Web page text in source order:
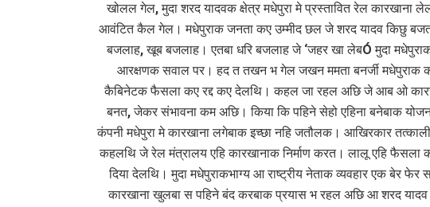
खोलल गेल, मुदा शरद यादवक क्षेत्र मधेपुरा मे प्रस्तावित रेल कारखाना
आवंटित कैल गेल। मधेपुराक जनता कए उम्मीद छल जे शरद यादव किछु
बजलाह, खूब बजलाह। एतबा धरि बजलाह जे ‘जहर खा लेबÓ मुदा
आरक्षणक सवाल पर। हद त तखन भ गेल जखन ममता बनर्जी मधेपुराक
कैबिनेटक फैसला कए रद्द कए देलथि। कहल जा रहल अछि जे आब ओ
बनत, जेकर संभावना कम अछि। किया कि पहिने सेहो एहिना बनेबाक
कंपनी मधेपुरा मे कारखाना लगेबाक इच्छा नहि जतौलक। आखिरकार
कहलथि जे रेल मंत्रालय एहि कारखानाक निर्माण करत। लालू एहि फैसला
दिया देलथि। मुदा मधेपुराकभाग्य आ राष्ट्रीय नेताक व्यवहार एक बेर
कारखाना खुलबा स पहिने बंद करबाक प्रयास भ रहल अछि आ शरद